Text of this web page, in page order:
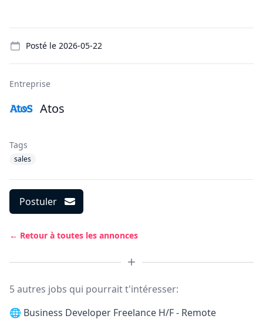
Posté le 2026-05-22
Entreprise
Atos
Tags
sales
Postuler
← Retour à toutes les annonces
5 autres jobs qui pourrait t'intéresser:
🌐 Business Developer Freelance H/F - Remote